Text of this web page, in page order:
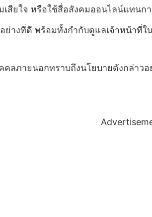
สียใจ หรือใช้สื่อสังคมออนไลน์แทนก
างที่ดี พร้อมทั้งกำกับดูแลเจ้าหน้าที่
ลภายนอกทราบถึงนโยบายดังกล่าวอ